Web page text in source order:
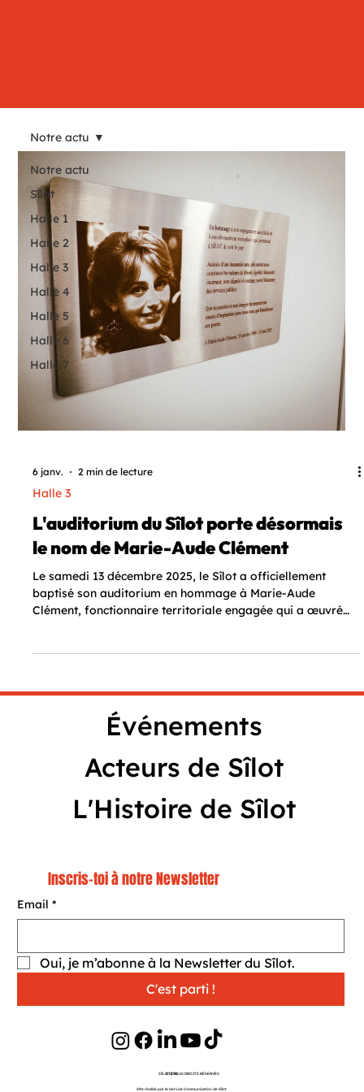
Notre actu
Sîlot
Halle 1
Halle 2
Halle 3
Halle 4
Halle 5
Halle 6
Halle 7
Notre actu
6 janv.
Halle 3
L'auditorium du Sîlot porte désormais
le nom de Marie-Aude Clément
Le samedi 13 décembre 2025, le Sîlot a officiellement
baptisé son auditorium en hommage à Marie-Aude
Clément, fonctionnaire territoriale engagée qui a œuvré
Événements
Acteurs de Sîlot
L'Histoire de Sîlot
Oui, je m’abonne à la Newsletter du Sîlot.
C'est parti !
Inscris-toi à notre Newsletter